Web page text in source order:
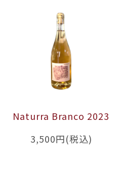
Naturra Branco 2023
3,500円(税込)